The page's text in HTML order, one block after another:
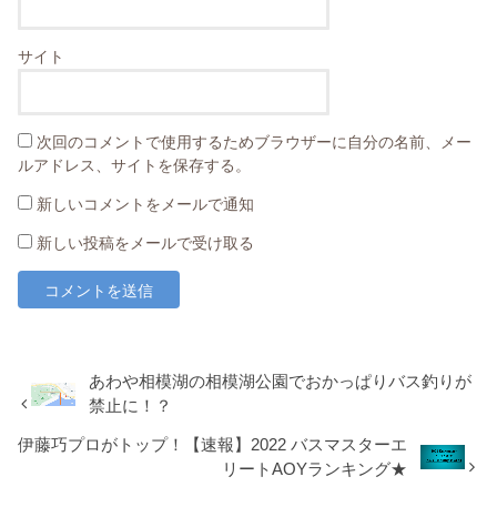
サイト
次回のコメントで使用するためブラウザーに自分の名前、メー
ルアドレス、サイトを保存する。
新しいコメントをメールで通知
新しい投稿をメールで受け取る
あわや相模湖の相模湖公園でおかっぱりバス釣りが
禁止に！？
伊藤巧プロがトップ！【速報】2022 バスマスターエ
リートAOYランキング★